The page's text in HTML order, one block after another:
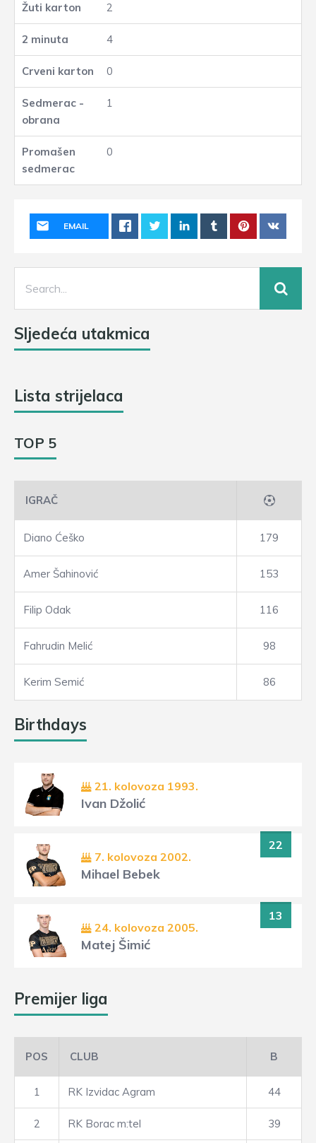
2
4
0
1
0
EMAIL
Sljedeća utakmica
Lista strijelaca
TOP 5
IGRAČ
Diano Ćeško 179
Amer Šahinović 153
Filip Odak 116
Fahrudin Melić 98
Kerim Semić 86
Birthdays
21. kolovoza 1993.
Ivan Džolić
22
7. kolovoza 2002.
Mihael Bebek
13
24. kolovoza 2005.
Matej Šimić
Premijer liga
POS CLUB B
1 RK Izvidac Agram 44
2 RK Borac m:tel 39